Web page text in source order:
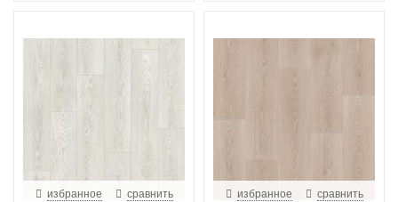
избранное сравнить избранное сравнить